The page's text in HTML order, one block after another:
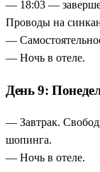
— 18:03 —
Проводы на
—
— Ночь в отеле.
День 9:
— Завтрак.
шопинга.
— Ночь в отеле.